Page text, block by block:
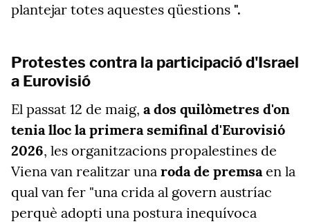
plantejar totes aquestes qüestions ".
Protestes contra la participació d'Israel
a Eurovisió
El passat 12 de maig, a dos quilòmetres d'on
tenia lloc la primera semifinal d'Eurovisió
2026, les organitzacions propalestines de
Viena van realitzar una roda de premsaen la
qual van fer "una crida al govern austríac
perquè adopti una postura inequívoca